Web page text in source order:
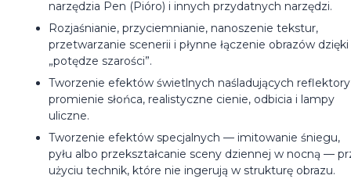
narzędzia Pen (Pióro) i innych przydatnych narzędzi.
Rozjaśnianie, przyciemnianie, nanoszenie tekstur,
przetwarzanie scenerii i płynne łączenie obrazów dzięki
„potędze szarości”.
Tworzenie efektów świetlnych naśladujących
promienie słońca, realistyczne cienie, odbicia i lampy
uliczne.
Tworzenie efektów specjalnych — imitowanie śniegu,
pyłu albo przekształcanie sceny dziennej w nocną —
użyciu technik, które nie ingerują w strukturę obrazu.